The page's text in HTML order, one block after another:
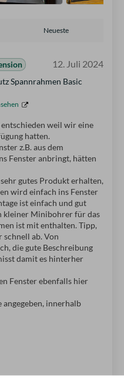
12. Juli 2024
Spannrahmen Basic
weil wir eine
hatten.
z.B. aus dem
Fenster anbringt, hätten
gutes Produkt erhalten,
wird einfach ins Fenster
ist einfach und gut
kleiner Minibohrer für das
ist mit enthalten. Tipp,
ab. Von
die gute Beschreibung
damit es hinterher
Fenster ebenfalls hier
innerhalb